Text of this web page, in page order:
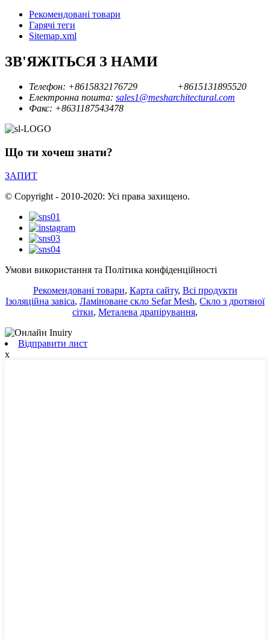
Рекомендовані товари
Гарячі теги
Sitemap.xml
ЗВ'ЯЖІТЬСЯ З НАМИ
Телефон: +8615832176729
+8615131895520
Електронна пошта: sales1@mesharchitectural.com
Факс: +8631187543478
Що ти хочеш знати?
ЗАПИТ
© Copyright - 2010-2020: Усі права захищено.
Умови використання та Політика конфіденційності
Рекомендовані товари, Карта сайту, Всі продукти
Ізоляційна завіса, Ламіноване скло Sefar Mesh, Скло з дротяної
сітки, Металева драпірування,
Відправити лист
x